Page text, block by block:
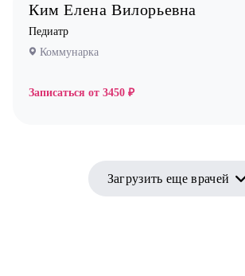
Ким Елена Вилорьевна
Педиатр
Коммунарка
Записаться от 3450 ₽
Загрузить еще врачей